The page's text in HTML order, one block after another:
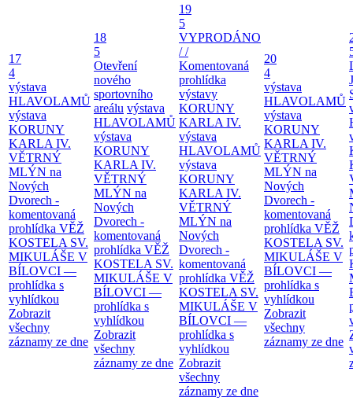
17
4
výstava
HLAVOLAMŮ
výstava
KORUNY
KARLA IV.
VĚTRNÝ
MLÝN na
Nových
Dvorech -
komentovaná
prohlídka VĚŽ
KOSTELA SV.
MIKULÁŠE V
BÍLOVCI —
prohlídka s
vyhlídkou
Zobrazit
všechny
záznamy ze dne
18
5
Otevření
nového
sportovního
areálu výstava
HLAVOLAMŮ
výstava
KORUNY
KARLA IV.
VĚTRNÝ
MLÝN na
Nových
Dvorech -
komentovaná
prohlídka VĚŽ
KOSTELA SV.
MIKULÁŠE V
BÍLOVCI —
prohlídka s
vyhlídkou
Zobrazit
všechny
záznamy ze dne
19
5
VYPRODÁNO
/ /
Komentovaná
prohlídka
výstavy
KORUNY
KARLA IV.
výstava
HLAVOLAMŮ
výstava
KORUNY
KARLA IV.
VĚTRNÝ
MLÝN na
Nových
Dvorech -
komentovaná
prohlídka VĚŽ
KOSTELA SV.
MIKULÁŠE V
BÍLOVCI —
prohlídka s
vyhlídkou
Zobrazit
všechny
záznamy ze dne
20
4
výstava
HLAVOLAMŮ
výstava
KORUNY
KARLA IV.
VĚTRNÝ
MLÝN na
Nových
Dvorech -
komentovaná
prohlídka VĚŽ
KOSTELA SV.
MIKULÁŠE V
BÍLOVCI —
prohlídka s
vyhlídkou
Zobrazit
všechny
záznamy ze dne